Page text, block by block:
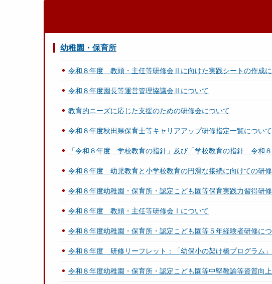
幼稚園・保育所
令和８年度 教頭・主任等研修会Ⅱに向けた実践シートの作成
令和８年度園長等運営管理協議会Ⅱについて
教育的ニーズに応じた支援のための研修会について
令和８年度秋田県保育士等キャリアアップ研修指定一覧について
「令和８年度 学校教育の指針」及び「学校教育の指針 令和８
令和８年度 幼児教育と小学校教育の円滑な接続に向けての研
令和８年度幼稚園・保育所・認定こども園等保育実践力習得研
令和８年度 教頭・主任等研修会Ⅰについて
令和８年度幼稚園・保育所・認定こども園等５年経験者研修に
令和８年度 研修リーフレット：「幼保小の架け橋プログラム」
令和８年度幼稚園・保育所・認定こども園等中堅教諭等資質向